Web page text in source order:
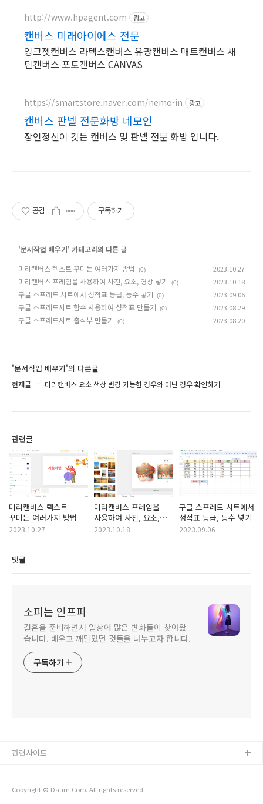
http://www.hpagent.com 광고
캔버스 미래아이에스 전문
잉크젯캔버스 라텍스캔버스 유광캔버스 매트캔버스 새
틴캔버스 포토캔버스 CANVAS
https://smartstore.naver.com/nemo-in 광고
캔버스 판넬 전문화방 네모인
장인정신이 깃든 캔버스 및 판넬 전문 화방 입니다.
공감 구독하기
'문서작업 배우기' 카테고리의 다른 글
미리캔버스 텍스트 꾸미는 여러가지 방법
(0) 2023.10.27
미리캔버스 프레임을 사용하여 사진, 요소, 영상 넣기 (0) 2023.10.18
구글 스프레드 시트에서 성적표 등급, 등수 넣기 (0) 2023.09.06
구글 스프레드시트 함수 사용하여 성적표 만들기 (0) 2023.08.29
구글 스프레드시트 출석부 만들기 (0) 2023.08.20
'문서작업 배우기'의 다른글
현재글 미리캔버스 요소 색상 변경 가능한 경우와 아닌 경우 확인하기
관련글
미리캔버스 텍스트
꾸미는 여러가지 방법
2023.10.27
미리캔버스 프레임을
사용하여 사진, 요소,
영상 넣기
2023.10.18
구글 스프레드 시트에서
성적표 등급, 등수 넣기
2023.09.06
댓글
소피는 인프피
결혼을 준비하면서 일상에 많은 변화들이 찾아왔
습니다. 배우고 깨달았던 것들을 나누고자 합니다.
구독하기
Copyright © Daum Corp. All rights reserved.
관련사이트